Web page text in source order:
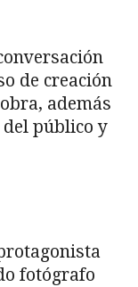
de creación
además
público y
fotógrafo